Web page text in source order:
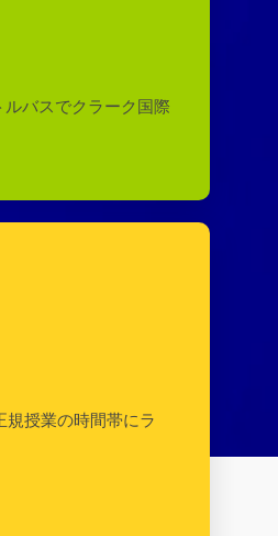
バスでクラーク国際
授業の時間帯にラ